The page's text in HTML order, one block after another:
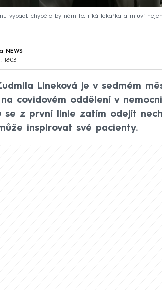
vypadl, chybělo by nám to, říká lékařka a mluví
NEWS
18:03
Lineková je v sedmém
covidovém oddělení v
se z první linie zatím odejít
inspirovat své pacienty.